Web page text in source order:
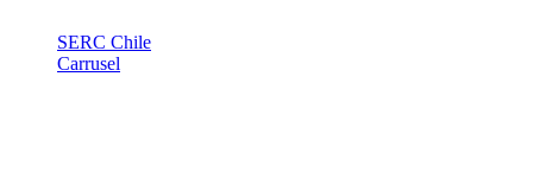
SERC Chile
Carrusel